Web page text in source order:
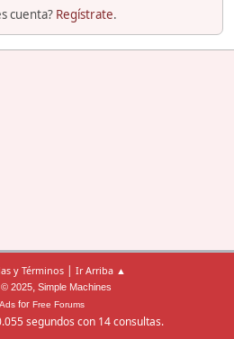
cuenta? Regístrate.
y Términos | Ir Arriba ▲
2025, Simple Machines
for Free Forums
segundos con 14 consultas.